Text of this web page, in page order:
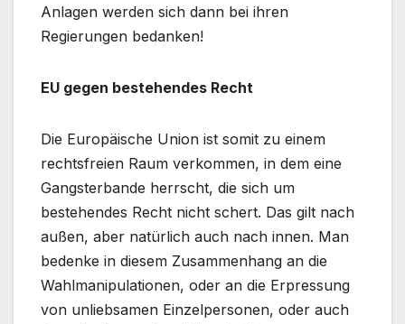
Anlagen werden sich dann bei ihren
Regierungen bedanken!
EU gegen bestehendes Recht
Die Europäische Union ist somit zu einem
rechtsfreien Raum verkommen, in dem eine
Gangsterbande herrscht, die sich um
bestehendes Recht nicht schert. Das gilt nach
außen, aber natürlich auch nach innen. Man
bedenke in diesem Zusammenhang an die
Wahlmanipulationen, oder an die Erpressung
von unliebsamen Einzelpersonen, oder auch